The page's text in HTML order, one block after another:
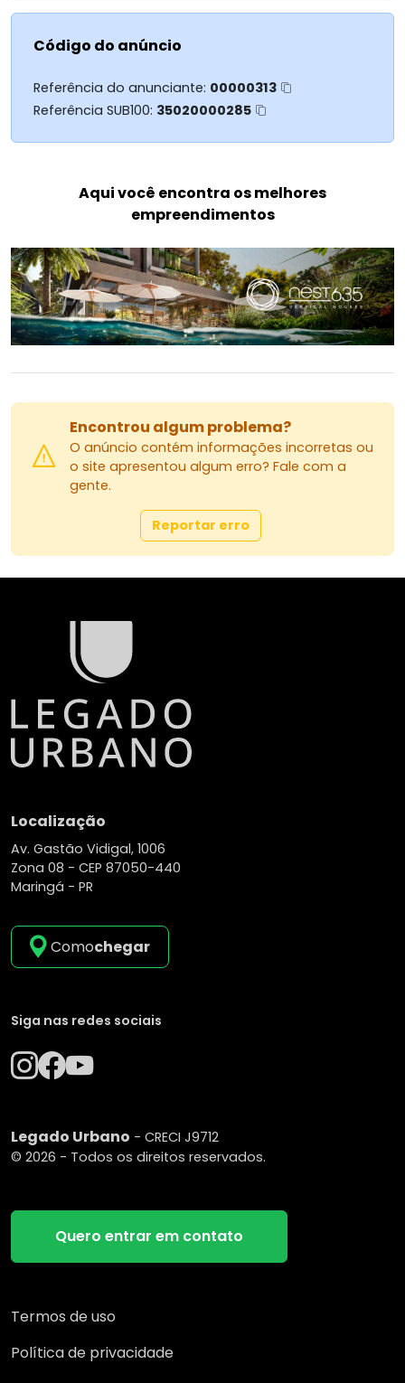
Código do anúncio
Referência do anunciante: 00000313
Referência SUB100: 35020000285
Aqui você encontra os melhores
empreendimentos
Encontrou algum problema?
O anúncio contém informações incorretas ou
o site apresentou algum erro? Fale com a
gente.
Reportar erro
Localização
Av. Gastão Vidigal, 1006
Zona 08 - CEP 87050-440
Maringá - PR
Comochegar
Siga nas redes sociais
Legado Urbano - CRECI J9712
© 2026 - Todos os direitos reservados.
Quero entrar em contato
Termos de uso
Política de privacidade